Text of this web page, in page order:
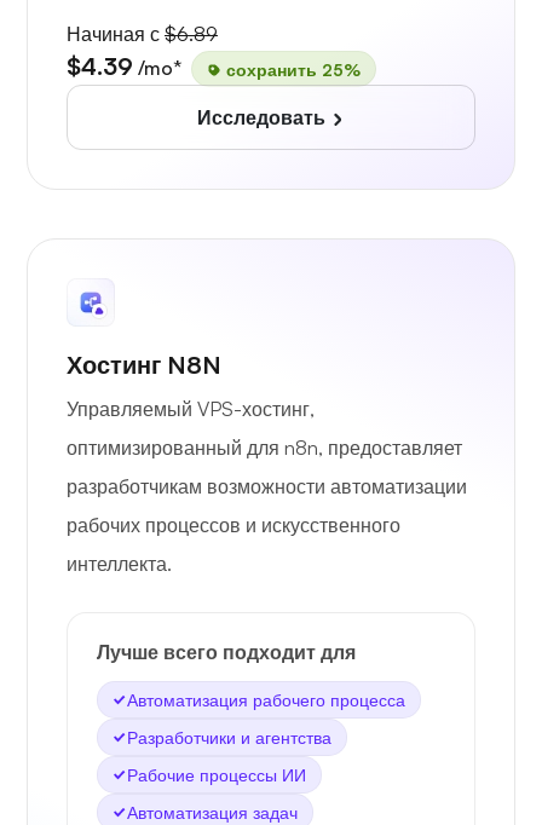
Начиная с $6.89
$4.39 /mo* сохранить 25%
Исследовать
Хостинг N8N
Управляемый VPS-хостинг,
оптимизированный для n8n, предоставляет
разработчикам возможности автоматизации
рабочих процессов и искусственного
интеллекта.
Лучше всего подходит для
Автоматизация рабочего процесса
Разработчики и агентства
Рабочие процессы ИИ
Автоматизация задач